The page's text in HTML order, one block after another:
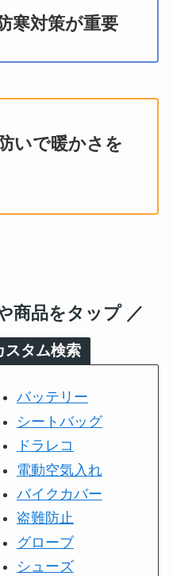
寒対策が重要
いで暖かさを
商品をタップ ／
スタム検索
バッテリー
シートバッグ
ドラレコ
電動空気入れ
バイクカバー
盗難防止
グローブ
シューズ